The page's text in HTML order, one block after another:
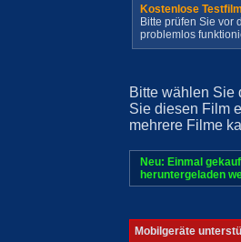
Kostenlose
Bitte prüfen Sie vor
problemlos
Bitte wählen Sie
Sie diesen Film
mehrere Filme
Neu: Einmal
heruntergeladen
Mobilgeräte